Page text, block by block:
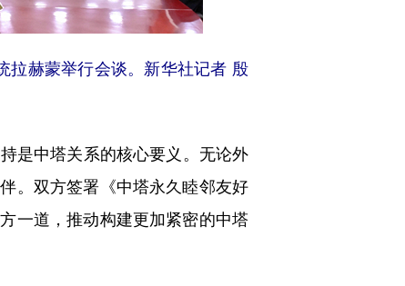
拉赫蒙举行会谈。新华社记者 殷
是中塔关系的核心要义。无论外
。双方签署《中塔永久睦邻友好
一道，推动构建更加紧密的中塔